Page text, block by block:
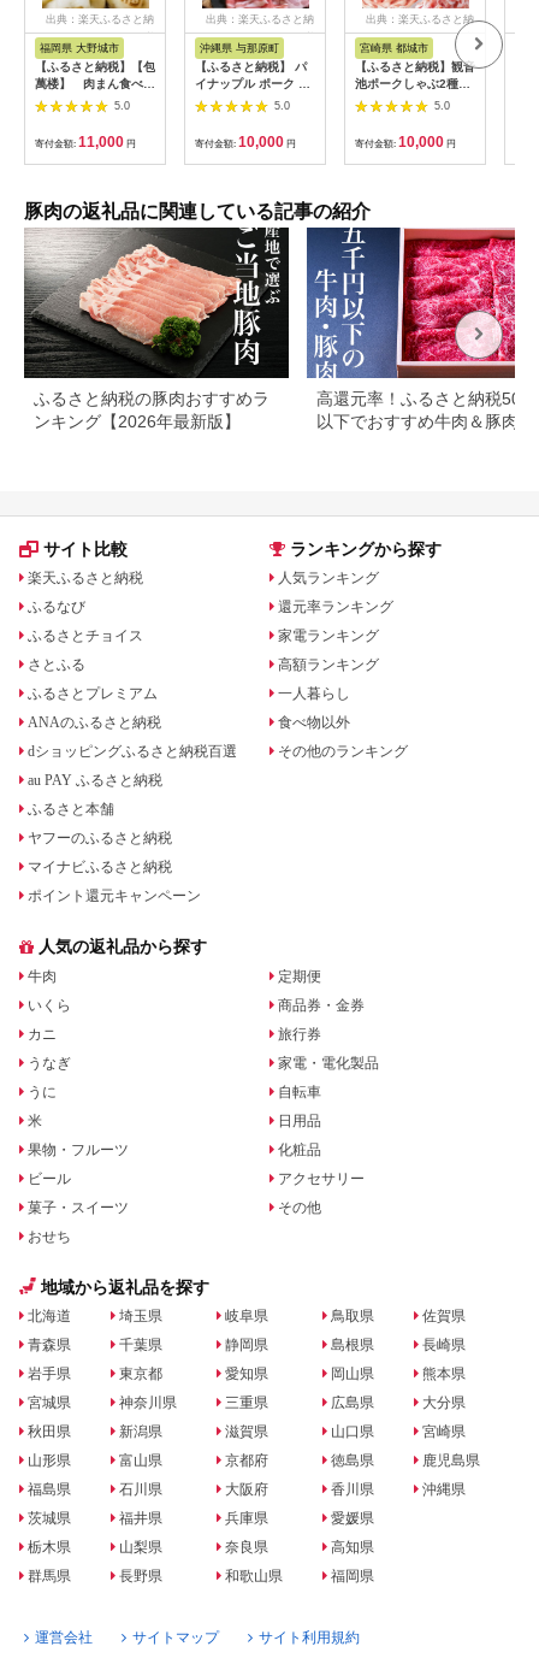
出典：楽天ふるさと納
税
福岡県 大野城市
【ふるさと納税】【包
萬楼】 肉まん食べ比
べよくばりセット
(豚・鳥・カレー)【配
送不可地域：離島】
【1257367】
5.0
寄付金額: 11,000 円
出典：楽天ふるさと納
税
沖縄県 与那原町
【ふるさと納税】 パ
イナップル ポーク し
ゃぶしゃぶ セット (3
～4人前) 沖縄 のブラ
ンド豚 [ ロース ・ バ
ラ ]_ 豚肉 肉 お肉 人
気 美味しい 【配送不
【1386175】
5.0
寄付金額: 10,000 円
出典：楽天ふるさと納
宮崎県 都城市
【ふるさと納税】観音
池ポークしゃぶ2種＆
宮崎県産豚切り落とし
【総重量1.4kg】 - 観
音池ポーク ロース 肩
ロース しゃぶしゃぶ
用 宮崎県産豚 ウデ モ
ック 小分け 送料無料
AA-9233 【宮崎県都
城市は2年連続ふるさ
と納税日本一！】
5.0
寄付金額: 10,000 円
豚肉の返礼品に関連している記事の紹介
ふるさと納税の豚肉おすすめラ
ンキング【2026年最新版】
高還元率！ふるさと納税
以下でおすすめ牛肉＆豚肉ラ
サイト比較
楽天ふるさと納税
ふるなび
ふるさとチョイス
さとふる
ふるさとプレミアム
ANAのふるさと納税
dショッピングふるさと納税百選
au PAY ふるさと納税
ふるさと本舗
ヤフーのふるさと納税
マイナビふるさと納税
ポイント還元キャンペーン
ランキングから探す
人気ランキング
還元率ランキング
家電ランキング
高額ランキング
一人暮らし
食べ物以外
その他のランキング
人気の返礼品から探す
牛肉
いくら
カニ
うなぎ
うに
米
果物・フルーツ
ビール
菓子・スイーツ
おせち
定期便
商品券・金券
旅行券
家電・電化製品
自転車
日用品
化粧品
アクセサリー
その他
地域から返礼品を探す
北海道
青森県
岩手県
宮城県
秋田県
山形県
福島県
茨城県
栃木県
群馬県
埼玉県
千葉県
東京都
神奈川県
新潟県
富山県
石川県
福井県
山梨県
長野県
岐阜県
静岡県
愛知県
三重県
滋賀県
京都府
大阪府
兵庫県
奈良県
和歌山県
鳥取県
島根県
岡山県
広島県
山口県
徳島県
香川県
愛媛県
高知県
福岡県
佐賀県
長崎県
熊本県
大分県
宮崎県
鹿児島県
沖縄県
運営会社 サイトマップ サイト利用規約